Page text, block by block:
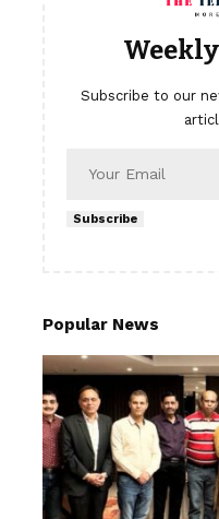
Subscribe to our
Subscribe
Popular News